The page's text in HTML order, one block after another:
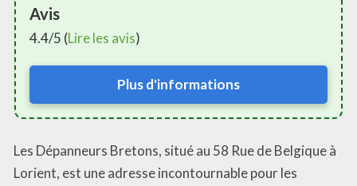
Avis
4.4/5 (Lire les avis)
Plus d'informations
Les Dépanneurs Bretons, situé au 58 Rue de Belgique à
Lorient, est une adresse incontournable pour les